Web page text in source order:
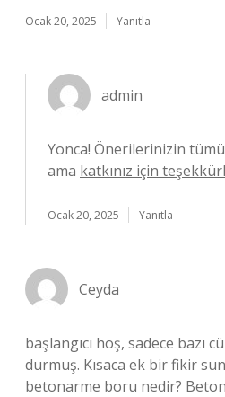
Ocak 20, 2025 Yanıtla
admin
Yonca! Önerilerinizin
ama katkınız için
Ocak 20, 2025 Yanıtla
Ceyda
başlangıcı hoş, sadece bazı
durmuş. Kısaca ek bir fikir
betonarme boru nedir?